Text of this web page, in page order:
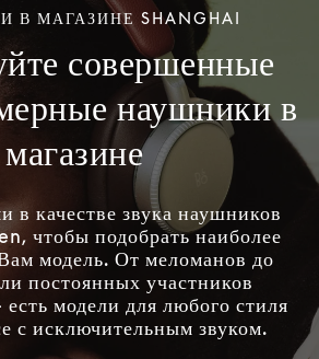
В МАГАЗИНЕ SHANGHAI
совершенные
наушники в
магазине
в качестве звука наушников
чтобы подобрать наиболее
модель. От меломанов до
постоянных участников
модели для любого стиля
с исключительным звуком.